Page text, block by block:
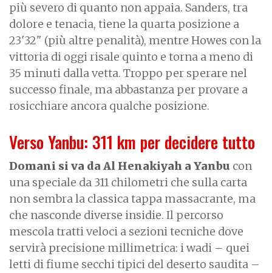
più severo di quanto non appaia. Sanders, tra
dolore e tenacia, tiene la quarta posizione a
23'32" (più altre penalità), mentre Howes con la
vittoria di oggi risale quinto e torna a meno di
35 minuti dalla vetta. Troppo per sperare nel
successo finale, ma abbastanza per provare a
rosicchiare ancora qualche posizione.
Verso Yanbu: 311 km per decidere tutto
Domani si va da Al Henakiyah a Yanbu con
una speciale da 311 chilometri che sulla carta
non sembra la classica tappa massacrante, ma
che nasconde diverse insidie. Il percorso
mescola tratti veloci a sezioni tecniche dove
servirà precisione millimetrica: i wadi – quei
letti di fiume secchi tipici del deserto saudita –